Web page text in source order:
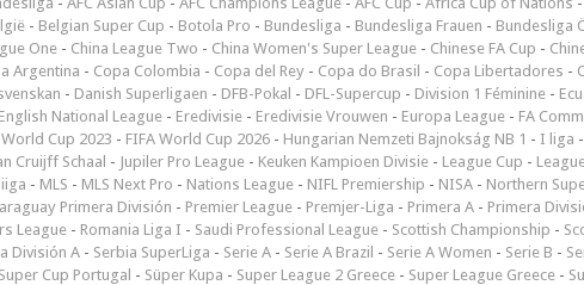
- Belgian Super Cup - Botola Pro - Bundesliga - Bundesliga Frauen - Bundesliga
One - China League Two - China Women's Super League - Chinese FA Cup -
Argentina - Copa Colombia - Copa del Rey - Copa do Brasil - Copa Libertadores -
- Danish Superligaen - DFB-Pokal - DFL-Supercup - Division 1 Féminine -
English National League - Eredivisie - Eredivisie Vrouwen - Europa League - FA
Cup 2023 - FIFA World Cup 2026 - Hungarian Nemzeti Bajnokság NB 1 - I liga -
Cruijff Schaal - Jupiler Pro League - Keuken Kampioen Divisie - League Cup -
- MLS - MLS Next Pro - Nations League - NIFL Premiership - NISA - Northern
Primera División - Premier League - Premjer-Liga - Primera A - Primera
League - Romania Liga I - Saudi Professional League - Scottish Championship -
División A - Serbia SuperLiga - Serie A - Serie A Brazil - Serie A Women - Serie B -
Super Cup Portugal - Süper Kupa - Super League 2 Greece - Super League Greece -